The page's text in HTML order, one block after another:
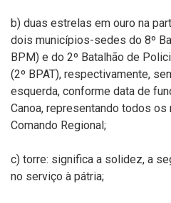
b) duas estrelas em ouro na
dois municípios-sedes do 8º
BPM) e do 2º Batalhão de
(2º BPAT), respectivamente,
esquerda, conforme data de
Canoa, representando todos
Comando Regional;
c) torre: significa a solidez, a
no serviço à pátria;